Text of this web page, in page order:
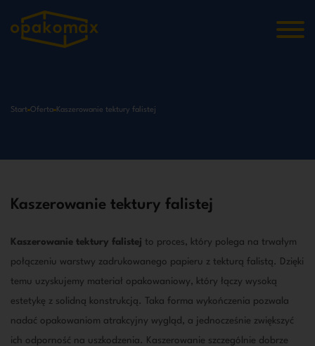
Start Oferta Kaszerowanie tektury falistej
Kaszerowanie tektury falistej
Kaszerowanie tektury falistej to proces, który polega na trwałym
połączeniu warstwy zadrukowanego papieru z tekturą falistą. Dzięki
temu uzyskujemy materiał opakowaniowy, który łączy wysoką
estetykę z solidną konstrukcją. Taka forma wykończenia pozwala
nadać opakowaniom atrakcyjny wygląd, a jednocześnie zwiększyć
ich odporność na uszkodzenia. Kaszerowanie szczególnie dobrze